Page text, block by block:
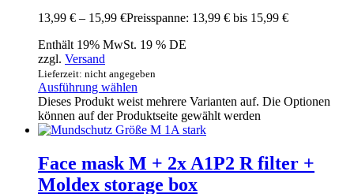
13,99 € – 15,99 €Preisspanne: 13,99 € bis 15,99 €
Enthält 19% MwSt. 19 % DE
zzgl. Versand
Lieferzeit: nicht angegeben
Ausführung wählen
Dieses Produkt weist mehrere Varianten auf. Die Optionen
können auf der Produktseite gewählt werden
Face mask M + 2x A1P2 R filter +
Moldex storage box